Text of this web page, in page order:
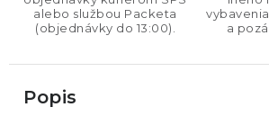
alebo službou Packeta
(objednávky do 13:00).
a
Popis